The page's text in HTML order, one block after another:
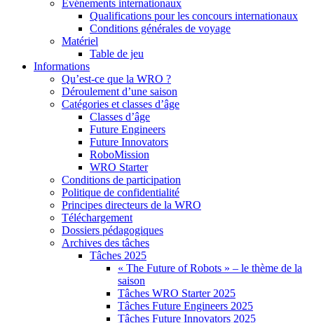
Événements internationaux
Qualifications pour les concours internationaux
Conditions générales de voyage
Matériel
Table de jeu
Informations
Qu’est-ce que la WRO ?
Déroulement d’une saison
Catégories et classes d’âge
Classes d’âge
Future Engineers
Future Innovators
RoboMission
WRO Starter
Conditions de participation
Politique de confidentialité
Principes directeurs de la WRO
Téléchargement
Dossiers pédagogiques
Archives des tâches
Tâches 2025
« The Future of Robots » – le thème de la
saison
Tâches WRO Starter 2025
Tâches Future Engineers 2025
Tâches Future Innovators 2025